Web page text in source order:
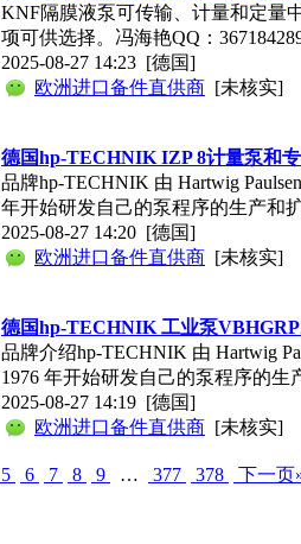
KNF隔膜液泵可传输、计量和定量
项可供选择。冯海艳QQ：
2025-08-27 14:23 [德国]
欧洲进口备件直供商 [未核实]
德国hp-TECHNIK IZP 8计量泵和
品牌hp-TECHNIK 由 Hartwig
年开始研发自己的泵程序的生产和
2025-08-27 14:20 [德国]
欧洲进口备件直供商 [未核实]
德国hp-TECHNIK 工业泵
品牌介绍hp-TECHNIK 由 Hartwig
1976 年开始研发自己的泵程序的生
2025-08-27 14:19 [德国]
欧洲进口备件直供商 [未核实]
5 6 7 8 9 … 377 378 下一页